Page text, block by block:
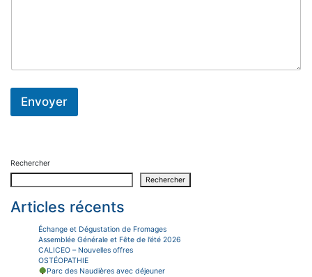
Envoyer
Rechercher
Rechercher
Articles récents
Échange et Dégustation de Fromages
Assemblée Générale et Fête de l’été 2026
CALICEO – Nouvelles offres
OSTÉOPATHIE
Parc des Naudières avec déjeuner